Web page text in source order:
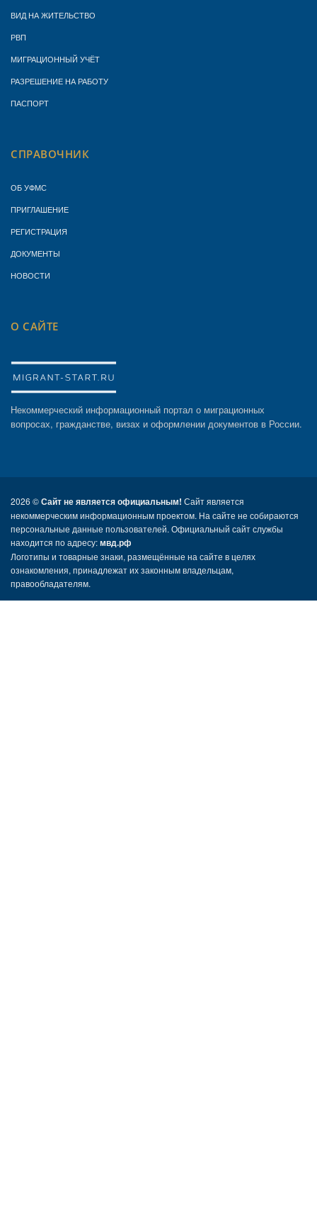
ВИД НА ЖИТЕЛЬСТВО
РВП
МИГРАЦИОННЫЙ УЧЁТ
РАЗРЕШЕНИЕ НА РАБОТУ
ПАСПОРТ
СПРАВОЧНИК
ОБ УФМС
ПРИГЛАШЕНИЕ
РЕГИСТРАЦИЯ
ДОКУМЕНТЫ
НОВОСТИ
О САЙТЕ
Некоммерческий информационный портал о миграционных
вопросах, гражданстве, визах и оформлении документов в России.
2026 ©Сайт не является официальным! Сайт является
некоммерческим информационным проектом. На сайте не собираются
персональные данные пользователей. Официальный сайт службы
находится по адресу:мвд.рф
Логотипы и товарные знаки, размещённые на сайте в целях
ознакомления, принадлежат их законным владельцам,
правообладателям.